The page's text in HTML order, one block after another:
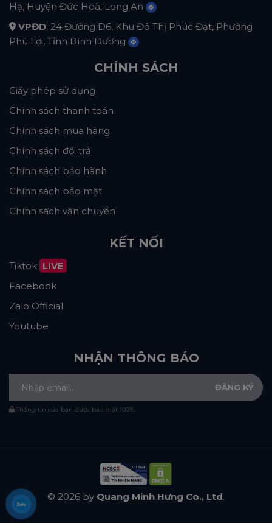
Hạ, Huyện Đức Hoà, Long An
VPĐD: 24 Đường D6, Khu Đô Thị Phúc Đạt, Phường
Phú Lợi, Tỉnh Bình Dương
CHÍNH SÁCH
Giấy phép sử dụng
Chính sách thanh toán
Chính sách mua hàng
Chính sách đổi trả
Chính sách bảo hành
Chính sách bảo mật
Chính sách vận chuyển
KẾT NỐI
Tiktok LIVE
Facebook
Zalo Official
Youtube
NHẬN THÔNG BÁO
Thông tin của bạn được bảo mật 100%.
© 2026 by Quang Minh Hưng Co., Ltd.